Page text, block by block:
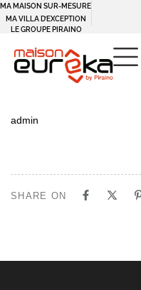
MA MAISON SUR-MESURE
MA VILLA D’EXCEPTION
LE GROUPE PIRAINO
IN:
admin
on:
SHARE ON